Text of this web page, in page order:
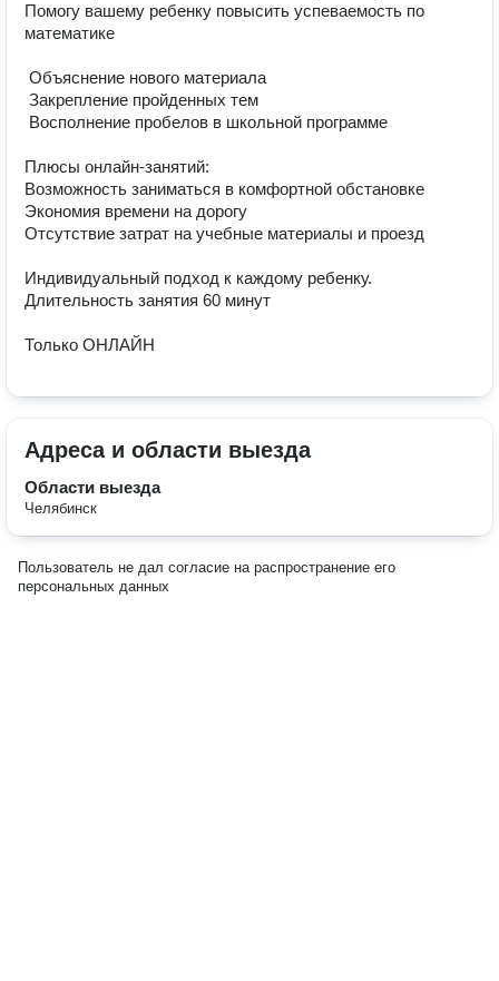
Помогу вашему ребенку повысить успеваемость по
математике
Плюсы онлайн-занятий:
Возможность заниматься в комфортной обстановке
Экономия времени на дорогу
Отсутствие затрат на учебные материалы и проезд
Индивидуальный подход к каждому ребенку.
Длительность занятия 60 минут
Только ОНЛАЙН
Адреса и области выезда
Области выезда
Челябинск
Пользователь не дал согласие на распространение его
персональных данных